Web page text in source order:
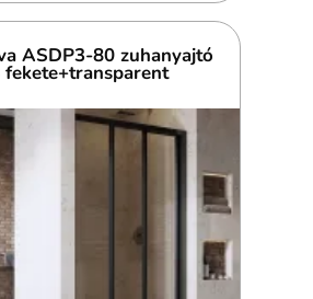
ASDP3-80 zuhanyajtó
fekete+transparent